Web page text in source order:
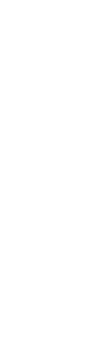
osušky za
a 2